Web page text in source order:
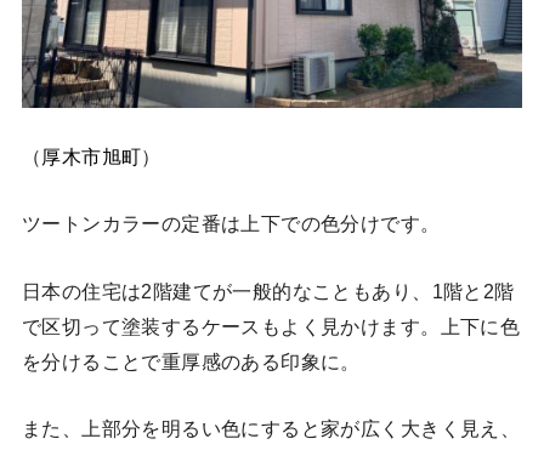
（ 厚木市旭町）
ツートンカラーの定番は上下での色分けです。
日本の住宅は2階建てが一般的なこともあり、1階と2階
で区切って塗装するケースもよく見かけます。上下に色
を分けることで重厚感のある印象に。
また、上部分を明るい色にすると家が広く大きく見え、